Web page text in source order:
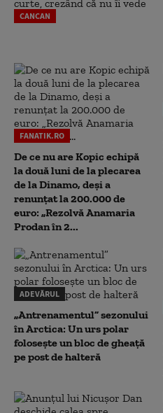
CANCAN
FANATIK.RO
De ce nu are Kopic echipă
la două luni de la plecarea
de la Dinamo, deși a
renunțat la 200.000 de
euro: „Rezolvă Anamaria
Prodan în 2...
ADEVĂRUL
„Antrenamentul” sezonului
în Arctica: Un urs polar
folosește un bloc de gheață
pe post de halteră